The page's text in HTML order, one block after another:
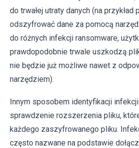
do trwałej utraty danych (na przykład
odszyfrować dane za pomocą
do różnych infekcji ransomware,
prawdopodobnie trwale uszkodzą
nie będzie już możliwe nawet z
narzędziem).
Innym sposobem identyfikacji
sprawdzenie rozszerzenia pliku,
każdego zaszyfrowanego pliku.
często nazwane na podstawie